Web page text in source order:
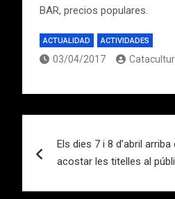
BAR, precios populares.
ACTUALIDAD ACTIVIDADES
03/04/2017
de
entradas
Els dies 7 i 8 d’abril
acostar les titelles al